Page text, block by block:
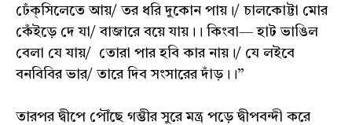
ঢেঁক্‌সিলেতে আয়/ তর ধরি দুকোন পায়।/ চালকোট্টা মোর
কেঁইড়ে দে যা/ বাজারে বয়ে যায়।। কিংবা— হাট ভাঙিল
বেলা যে যায়/ তোরা পার হবি কার নায়।/ যে লইবে
বনবিবির ভার/ তারে দিব সংসারের দাঁড়।।”
তারপর দ্বীপে পৌঁছে গম্ভীর সুরে মন্ত্র পড়ে দ্বীপবন্দী করে